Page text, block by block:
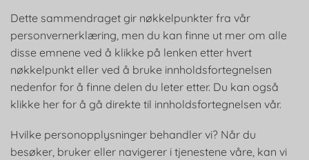
Dette sammendraget gir nøkkelpunkter fra vår
personvernerklæring, men du kan finne ut mer om alle
disse emnene ved å klikke på lenken etter hvert
nøkkelpunkt eller ved å bruke innholdsfortegnelsen
nedenfor for å finne delen du leter etter. Du kan også
klikke her for å gå direkte til innholdsfortegnelsen vår.
Hvilke personopplysninger behandler vi? Når du
besøker, bruker eller navigerer i tjenestene våre, kan vi